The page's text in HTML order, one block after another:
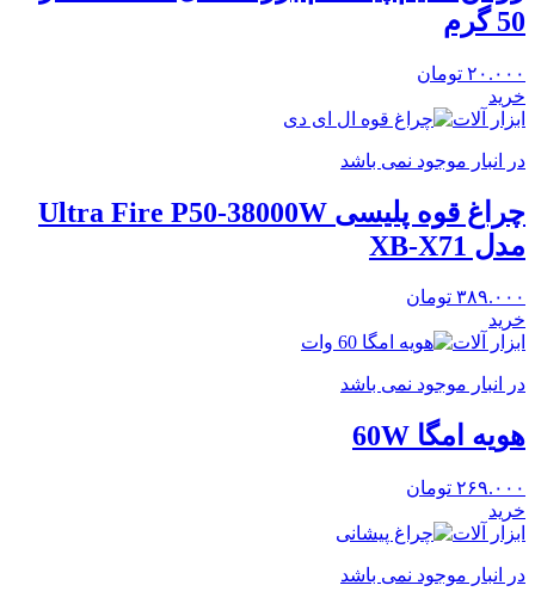
50 گرم
۲۰.۰۰۰ تومان
خرید
ابزار آلات
در انبار موجود نمی باشد
چراغ قوه پلیسی Ultra Fire P50-38000W
مدل XB-X71
۳۸۹.۰۰۰ تومان
خرید
ابزار آلات
در انبار موجود نمی باشد
هویه امگا 60W
۲۶۹.۰۰۰ تومان
خرید
ابزار آلات
در انبار موجود نمی باشد